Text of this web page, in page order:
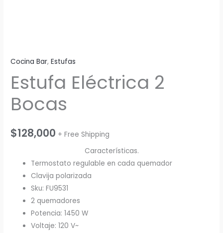
Cocina Bar,Estufas
Estufa Eléctrica 2
Bocas
$128,000 + Free Shipping
Características.
Termostato regulable en cada quemador
Clavija polarizada
Sku: FU9531
2 quemadores
Potencia: 1450 W
Voltaje: 120 V~